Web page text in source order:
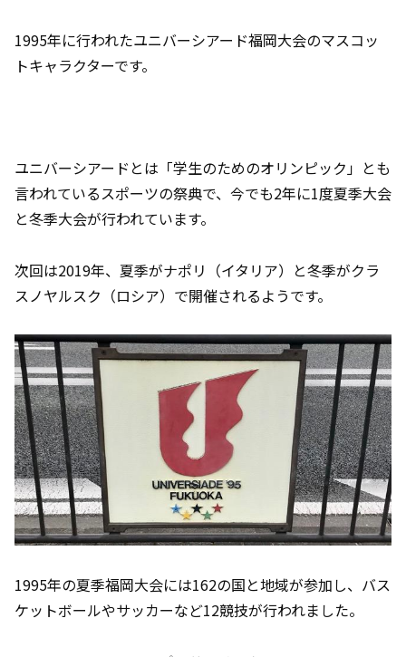
1995年に行われたユニバーシアード福岡大会のマスコッ
トキャラクターです。
ユニバーシアードとは「学生のためのオリンピック」とも
言われているスポーツの祭典で、今でも2年に1度夏季大会
と冬季大会が行われています。
次回は2019年、夏季がナポリ（イタリア）と冬季がクラ
スノヤルスク（ロシア）で開催されるようです。
1995年の夏季福岡大会には162の国と地域が参加し、バス
ケットボールやサッカーなど12競技が行われました。